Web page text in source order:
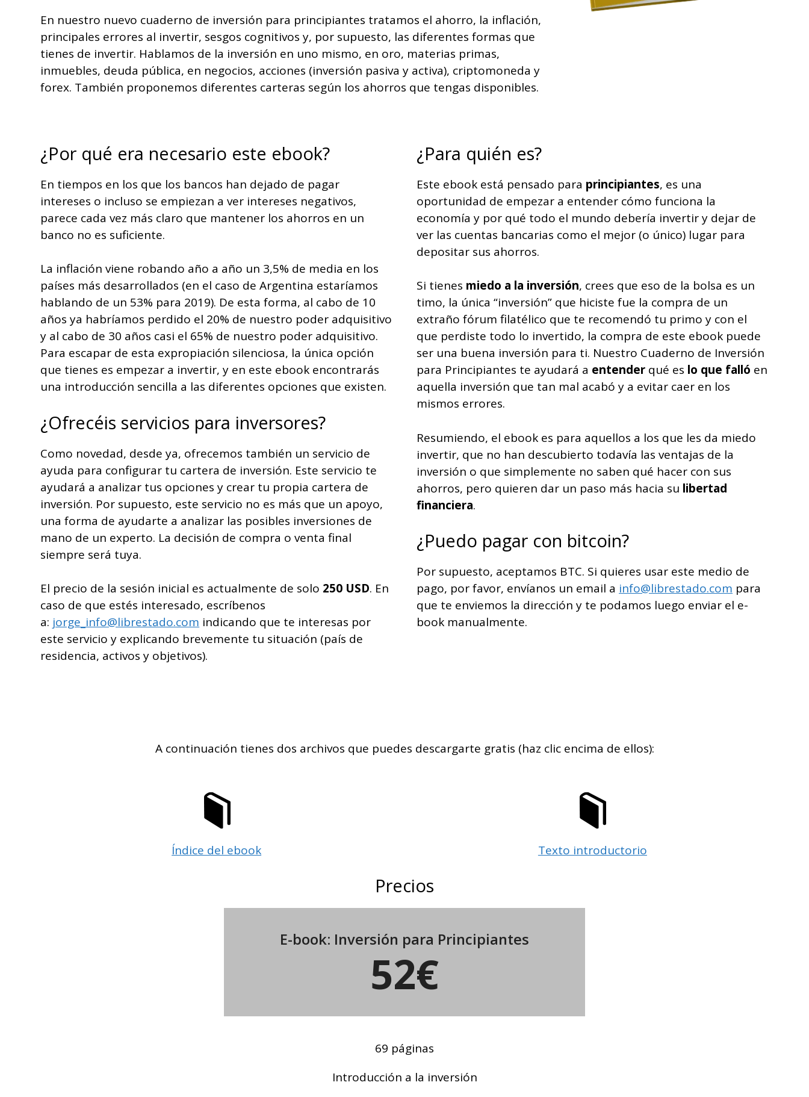
En nuestro nuevo cuaderno de inversión para principiantes tratamos el ahorro, la inflación,
principales errores al invertir, sesgos cognitivos y, por supuesto, las diferentes formas que
tienes de invertir. Hablamos de la inversión en uno mismo, en oro, materias primas,
inmuebles, deuda pública, en negocios, acciones (inversión pasiva y activa), criptomoneda y
forex. También proponemos diferentes carteras según los ahorros que tengas disponibles.
¿Por qué era necesario este ebook?
En tiempos en los que los bancos han dejado de pagar
intereses o incluso se empiezan a ver intereses negativos,
parece cada vez más claro que mantener los ahorros en un
banco no es suficiente.
La inflación viene robando año a año un 3,5% de media en los
países más desarrollados (en el caso de Argentina estaríamos
hablando de un 53% para 2019). De esta forma, al cabo de 10
años ya habríamos perdido el 20% de nuestro poder adquisitivo
y al cabo de 30 años casi el 65% de nuestro poder adquisitivo.
Para escapar de esta expropiación silenciosa, la única opción
que tienes es empezar a invertir, y en este ebook encontrarás
una introducción sencilla a las diferentes opciones que existen.
¿Ofrecéis servicios para inversores?
Como novedad, desde ya, ofrecemos también un servicio de
ayuda para configurar tu cartera de inversión. Este servicio te
ayudará a analizar tus opciones y crear tu propia cartera de
inversión. Por supuesto, este servicio no es más que un apoyo,
una forma de ayudarte a analizar las posibles inversiones de
mano de un experto. La decisión de compra o venta final
siempre será tuya.
El precio de la sesión inicial es actualmente de solo 250 USD. En
caso de que estés interesado, escríbenos
a: jorge_info@librestado.com indicando que te interesas por
este servicio y explicando brevemente tu situación (país de
residencia, activos y objetivos).
¿Para quién es?
Este ebook está pensado para principiantes, es una
oportunidad de empezar a entender cómo funciona la
economía y por qué todo el mundo debería invertir y dejar de
ver las cuentas bancarias como el mejor (o único) lugar para
depositar sus ahorros.
Si tienes miedo a la inversión, crees que eso de la bolsa es un
timo, la única “inversión” que hiciste fue la compra de un
extraño fórum filatélico que te recomendó tu primo y con el
que perdiste todo lo invertido, la compra de este ebook puede
ser una buena inversión para ti. Nuestro Cuaderno de Inversión
para Principiantes te ayudará a entender qué es lo que falló en
aquella inversión que tan mal acabó y a evitar caer en los
mismos errores.
Resumiendo, el ebook es para aquellos a los que les da miedo
invertir, que no han descubierto todavía las ventajas de la
inversión o que simplemente no saben qué hacer con sus
ahorros, pero quieren dar un paso más hacia su libertad
financiera.
¿Puedo pagar con bitcoin?
Por supuesto, aceptamos BTC. Si quieres usar este medio de
pago, por favor, envíanos un email a info@librestado.com para
que te enviemos la dirección y te podamos luego enviar el e-
book manualmente.
A continuación tienes dos archivos que puedes descargarte gratis (haz clic encima de ellos):
Índice del ebook Texto introductorio
Precios
E-book: Inversión para Principiantes
52€
69 páginas
Introducción a la inversión